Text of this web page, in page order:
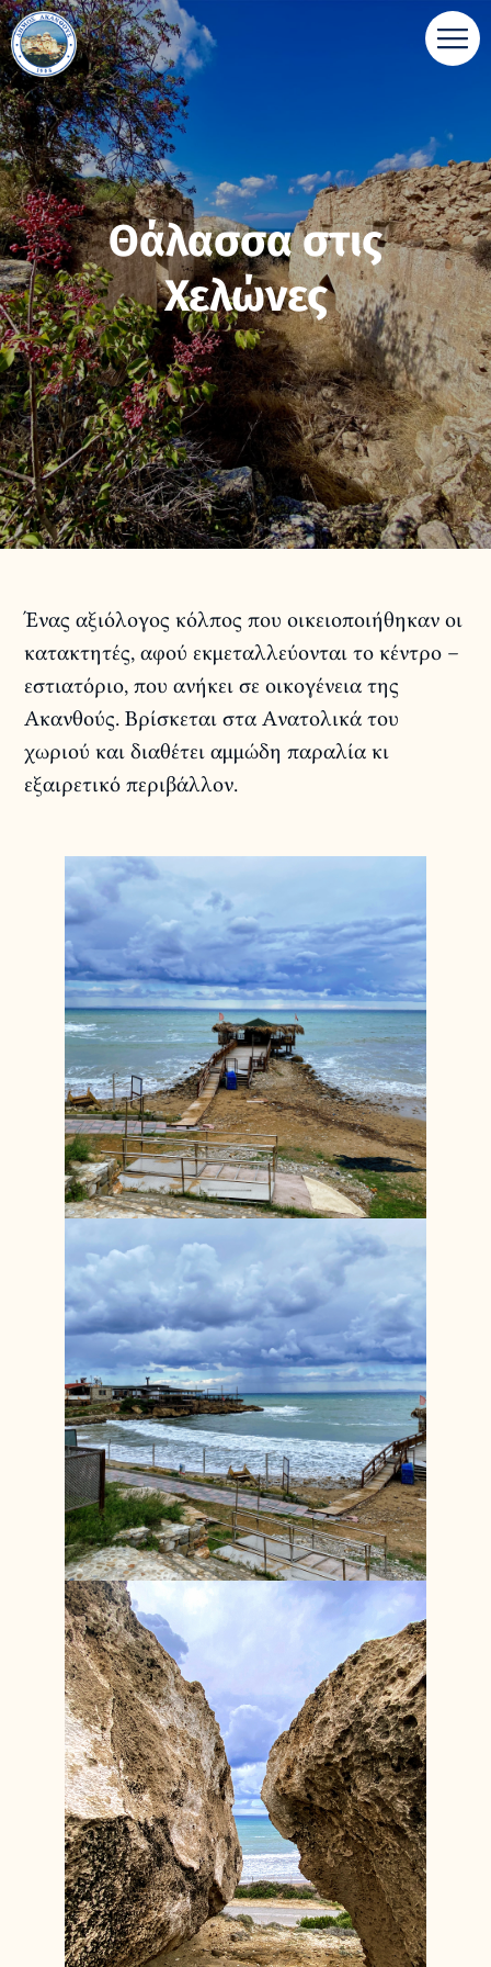
Θάλασσα στις
Χελώνες
Ένας αξιόλογος κόλπος που οικειοποιήθηκαν οι
κατακτητές, αφού εκμεταλλεύονται το κέντρο –
εστιατόριο, που ανήκει σε οικογένεια της
Ακανθούς. Βρίσκεται στα Ανατολικά του
χωριού και διαθέτει αμμώδη παραλία κι
εξαιρετικό περιβάλλον.